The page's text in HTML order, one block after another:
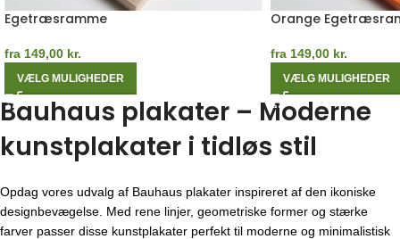
Egetræsramme
fra 149,00 kr.
VÆLG MULIGHEDER
Orange
fra 149,00 kr.
VÆLG MULIGHEDER
Bauhaus plakater – Moderne
kunstplakater i tidløs stil
Opdag vores udvalg af Bauhaus plakater inspireret af den ikoniske
designbevægelse. Med rene linjer, geometriske former og stærke
farver passer disse kunstplakater perfekt til moderne og minimalistisk